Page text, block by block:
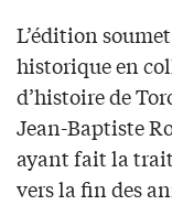
L’édition
historique en
d’histoire de
Jean-Baptiste
ayant fait la
vers la fin des